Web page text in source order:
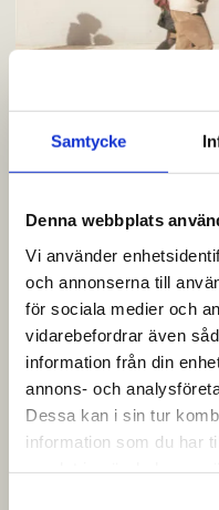
Samtycke
Denna webbplats
Vi använder
och annonserna till
för sociala medier och
vidarebefordrar även
information från din
annons- och
Dessa kan i sin tur
information som du har
17.15 | Efter
och hämtar dottern på
middagen som ska
hämtas på vägen.
Vidare mot träningen
rörelse och
Ingen stress.
Ingen omväg.
Bara vardag som sitter.